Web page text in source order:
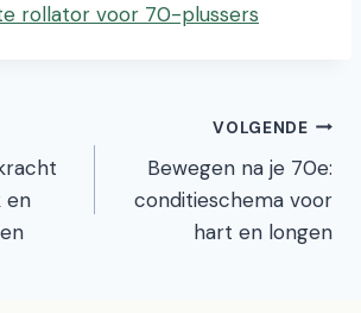
rollator voor 70-plussers
en
VOLGENDE
Bewegen na je 70e:
conditieschema voor
hart en longen